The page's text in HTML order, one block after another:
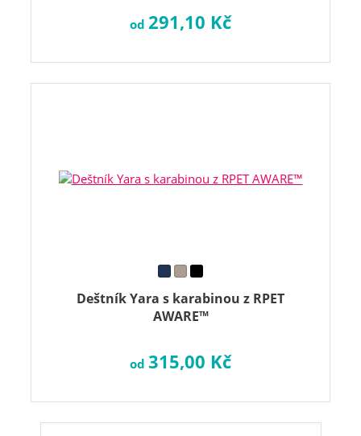
od 291,10 Kč
Deštník Yara s karabinou z RPET
AWARE™
od 315,00 Kč